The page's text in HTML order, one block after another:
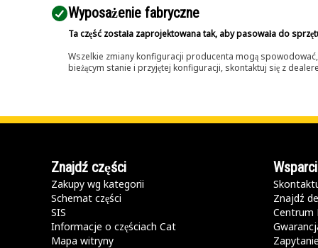
Wyposażenie fabryczne
Ta część została zaprojektowana tak, aby pasowała do
Wszelkie zmiany konfiguracji producenta mogą
bieżącym stanie i przyjętej konfiguracji, skontaktuj się z
Znajdź części
Zakupy wg kategorii
Schemat części
SIS
Informacje o częściach Cat
Mapa witryny
Znajdź
Centrum